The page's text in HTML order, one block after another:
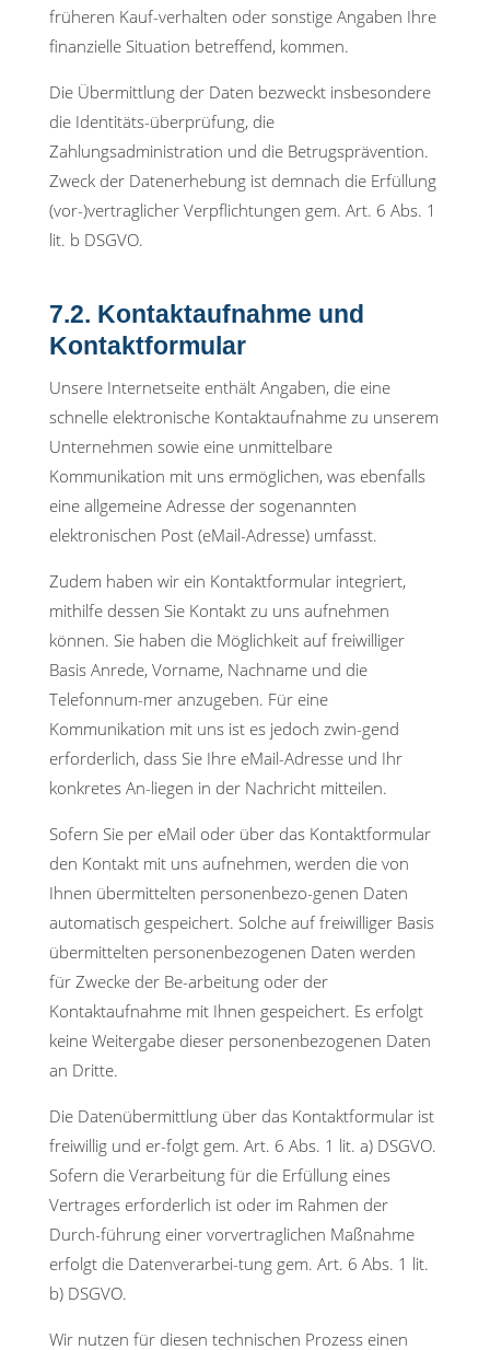
früheren Kauf-verhalten oder sonstige Angaben Ihre
finanzielle Situation betreffend, kommen.
Die Übermittlung der Daten bezweckt insbesondere
die Identitäts-überprüfung, die
Zahlungsadministration und die Betrugsprävention.
Zweck der Datenerhebung ist demnach die Erfüllung
(vor-)vertraglicher Verpflichtungen gem. Art. 6 Abs. 1
lit. b DSGVO.
7.2. Kontaktaufnahme und
Kontaktformular
Unsere Internetseite enthält Angaben, die eine
schnelle elektronische Kontaktaufnahme zu unserem
Unternehmen sowie eine unmittelbare
Kommunikation mit uns ermöglichen, was ebenfalls
eine allgemeine Adresse der sogenannten
elektronischen Post (eMail-Adresse) umfasst.
Zudem haben wir ein Kontaktformular integriert,
mithilfe dessen Sie Kontakt zu uns aufnehmen
können. Sie haben die Möglichkeit auf freiwilliger
Basis Anrede, Vorname, Nachname und die
Telefonnum-mer anzugeben. Für eine
Kommunikation mit uns ist es jedoch zwin-gend
erforderlich, dass Sie Ihre eMail-Adresse und Ihr
konkretes An-liegen in der Nachricht mitteilen.
Sofern Sie per eMail oder über das Kontaktformular
den Kontakt mit uns aufnehmen, werden die von
Ihnen übermittelten personenbezo-genen Daten
automatisch gespeichert. Solche auf freiwilliger Basis
übermittelten personenbezogenen Daten werden
für Zwecke der Be-arbeitung oder der
Kontaktaufnahme mit Ihnen gespeichert. Es erfolgt
keine Weitergabe dieser personenbezogenen Daten
an Dritte.
Die Datenübermittlung über das Kontaktformular ist
freiwillig und er-folgt gem. Art. 6 Abs. 1 lit. a) DSGVO.
Sofern die Verarbeitung für die Erfüllung eines
Vertrages erforderlich ist oder im Rahmen der
Durch-führung einer vorvertraglichen Maßnahme
erfolgt die Datenverarbei-tung gem. Art. 6 Abs. 1 lit.
b) DSGVO.
Wir nutzen für diesen technischen Prozess einen